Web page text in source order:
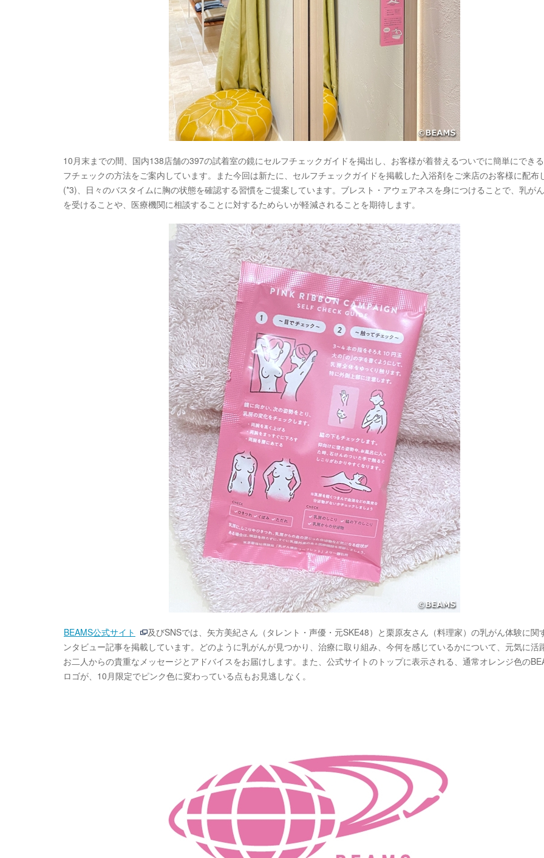
10月末までの間、国内138店舗の397の試着室の鏡にセルフチェックガイドを掲出し、お客様が着替えるついでに簡単にでき
フチェックの方法をご案内しています。また今回は新たに、セルフチェックガイドを掲載した入浴剤をご来店のお客様に配布
(*3)、日々のバスタイムに胸の状態を確認する習慣をご提案しています。ブレスト・アウェアネスを身につけることで、乳が
を受けることや、医療機関に相談することに対するためらいが軽減されることを期待します。
BEAMS公式サイト
及びSNSでは、矢方美紀さん（タレント・声優・元SKE48）と栗原友さん（料理家）の乳がん体験に関
ンタビュー記事を掲載しています。どのように乳がんが見つかり、治療に取り組み、今何を感じているかについて、元気に活
お二人からの貴重なメッセージとアドバイスをお届けします。また、公式サイトのトップに表示される、通常オレンジ色の
ロゴが、10月限定でピンク色に変わっている点もお見逃しなく。